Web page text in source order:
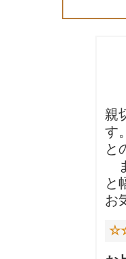
親
す
と
と
お